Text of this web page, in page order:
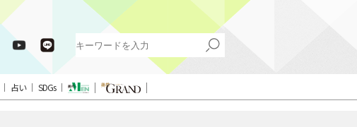
占い SDGs